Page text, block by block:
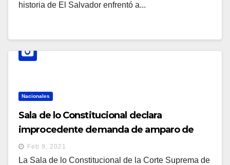
historia de El Salvador enfrentó a...
Nacionales
Sala de lo Constitucional declara
improcedente demanda de amparo de
Davivienda y ordena pago de $49.3
millones a José Antonio Salaverría
Feb 9, 2021
La Sala de lo Constitucional de la Corte Suprema de